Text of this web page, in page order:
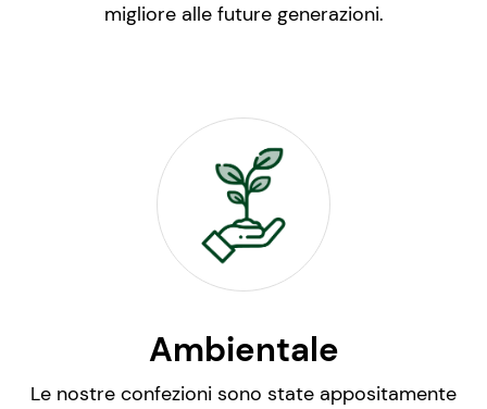
migliore alle future generazioni.
Ambientale
Le nostre confezioni sono state appositamente